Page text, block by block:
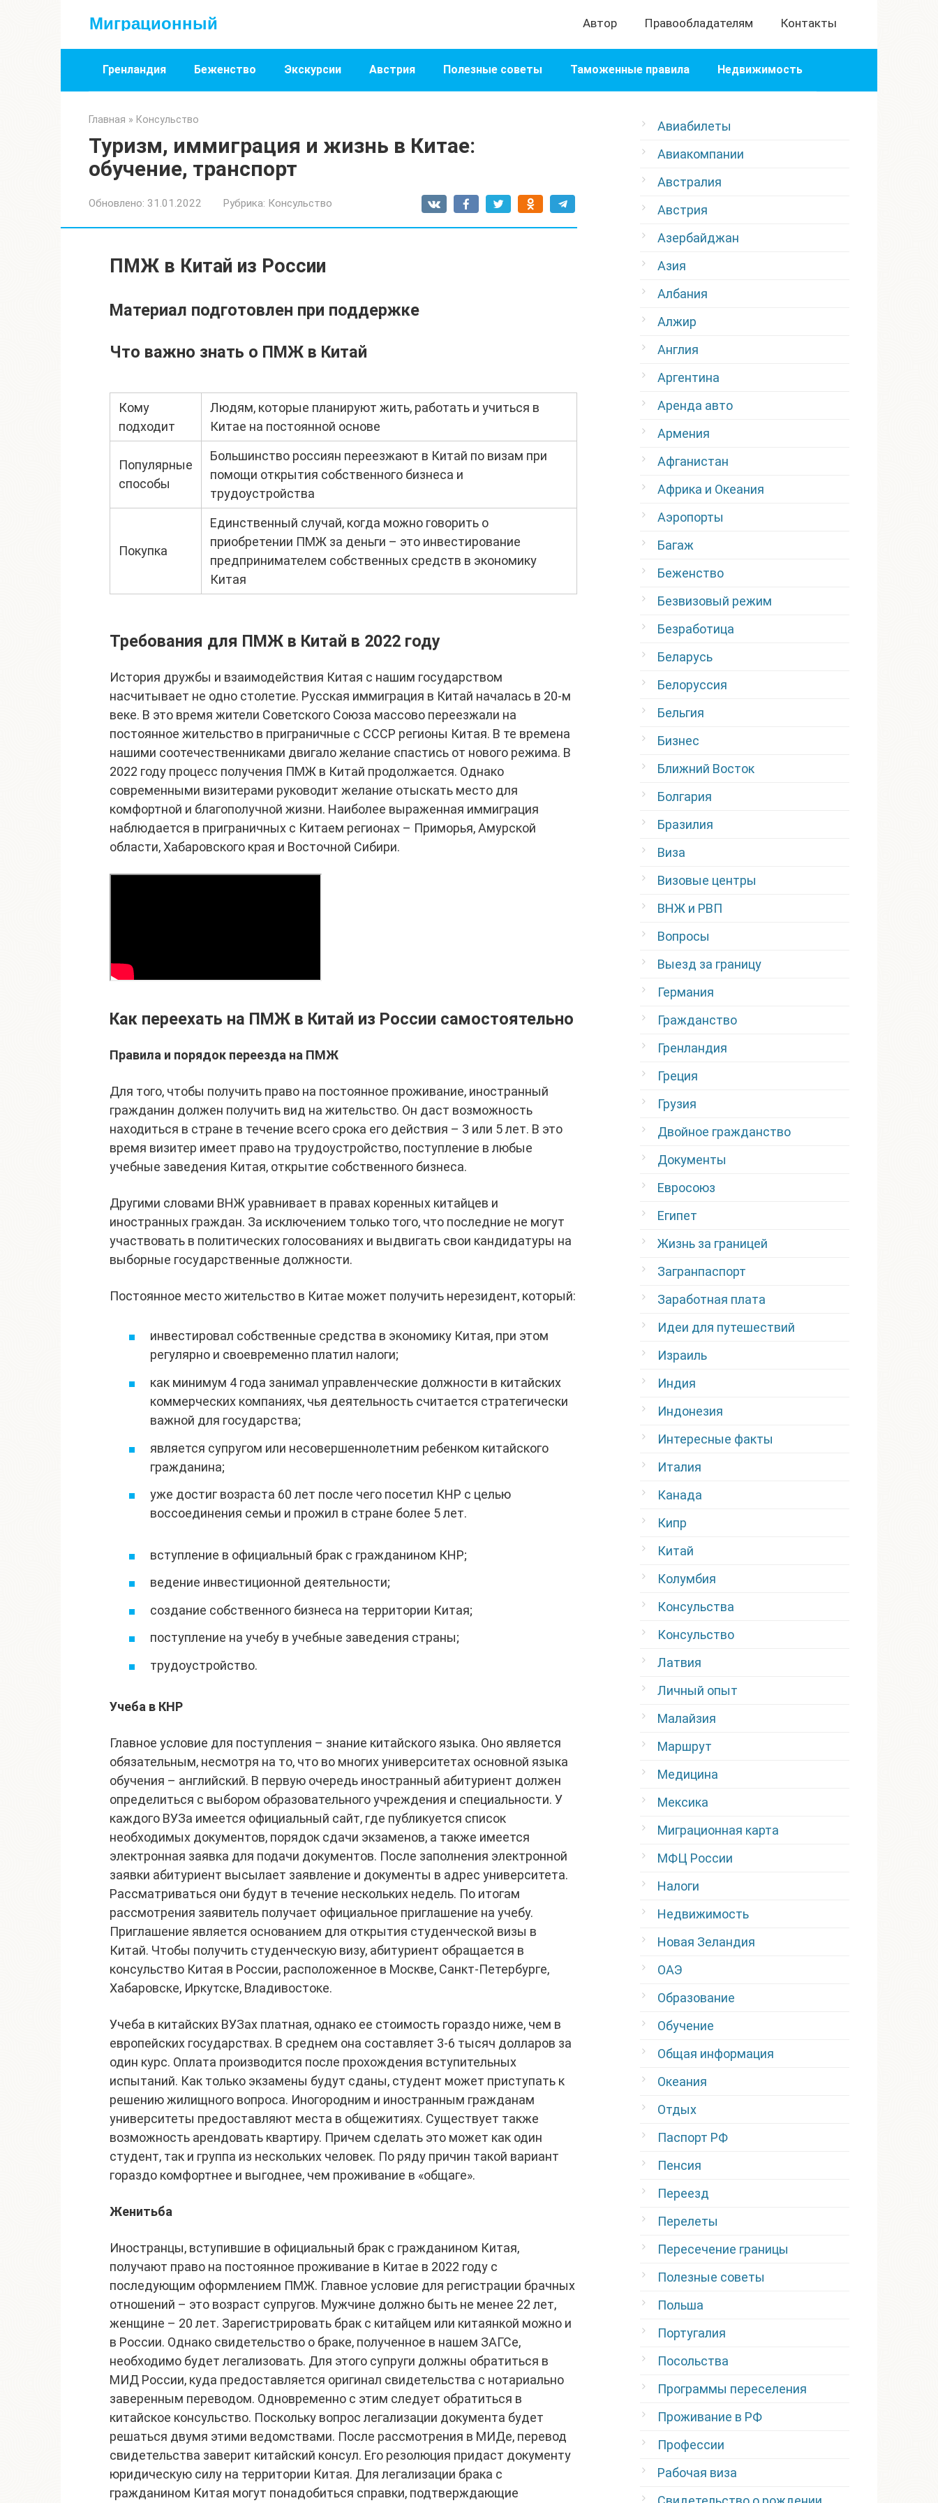
Миграционный Автор Правообладателям Контакты
Гренландия Беженство Экскурсии Австрия Полезные советы Таможенные правила Недвижимость
Главная » Консульство
Туризм, иммиграция и жизнь в Китае:
обучение, транспорт
Обновлено: 31.01.2022 Рубрика: Консульство
ПМЖ в Китай из России
Материал подготовлен при поддержке
Что важно знать о ПМЖ в Китай
Кому
подходит
Людям, которые планируют жить, работать и учиться в
Китае на постоянной основе
Популярные
способы
Большинство россиян переезжают в Китай по визам при
помощи открытия собственного бизнеса и
трудоустройства
Покупка
Единственный случай, когда можно говорить о
приобретении ПМЖ за деньги – это инвестирование
предпринимателем собственных средств в экономику
Китая
Требования для ПМЖ в Китай в 2022 году
История дружбы и взаимодействия Китая с нашим государством
насчитывает не одно столетие. Русская иммиграция в Китай началась в 20-м
веке. В это время жители Советского Союза массово переезжали на
постоянное жительство в приграничные с СССР регионы Китая. В те времена
нашими соотечественниками двигало желание спастись от нового режима. В
2022 году процесс получения ПМЖ в Китай продолжается. Однако
современными визитерами руководит желание отыскать место для
комфортной и благополучной жизни. Наиболее выраженная иммиграция
наблюдается в приграничных с Китаем регионах – Приморья, Амурской
области, Хабаровского края и Восточной Сибири.
Как переехать на ПМЖ в Китай из России самостоятельно
Правила и порядок переезда на ПМЖ
Для того, чтобы получить право на постоянное проживание, иностранный
гражданин должен получить вид на жительство. Он даст возможность
находиться в стране в течение всего срока его действия – 3 или 5 лет. В это
время визитер имеет право на трудоустройство, поступление в любые
учебные заведения Китая, открытие собственного бизнеса.
Другими словами ВНЖ уравнивает в правах коренных китайцев и
иностранных граждан. За исключением только того, что последние не могут
участвовать в политических голосованиях и выдвигать свои кандидатуры на
выборные государственные должности.
Постоянное место жительство в Китае может получить нерезидент, который:
инвестировал собственные средства в экономику Китая, при этом
регулярно и своевременно платил налоги;
как минимум 4 года занимал управленческие должности в китайских
коммерческих компаниях, чья деятельность считается стратегически
важной для государства;
является супругом или несовершеннолетним ребенком китайского
гражданина;
уже достиг возраста 60 лет после чего посетил КНР с целью
воссоединения семьи и прожил в стране более 5 лет.
вступление в официальный брак с гражданином КНР;
ведение инвестиционной деятельности;
создание собственного бизнеса на территории Китая;
поступление на учебу в учебные заведения страны;
трудоустройство.
Учеба в КНР
Главное условие для поступления – знание китайского языка. Оно является
обязательным, несмотря на то, что во многих университетах основной языка
обучения – английский. В первую очередь иностранный абитуриент должен
определиться с выбором образовательного учреждения и специальности. У
каждого ВУЗа имеется официальный сайт, где публикуется список
необходимых документов, порядок сдачи экзаменов, а также имеется
электронная заявка для подачи документов. После заполнения электронной
заявки абитуриент высылает заявление и документы в адрес университета.
Рассматриваться они будут в течение нескольких недель. По итогам
рассмотрения заявитель получает официальное приглашение на учебу.
Приглашение является основанием для открытия студенческой визы в
Китай. Чтобы получить студенческую визу, абитуриент обращается в
консульство Китая в России, расположенное в Москве, Санкт-Петербурге,
Хабаровске, Иркутске, Владивостоке.
Учеба в китайских ВУЗах платная, однако ее стоимость гораздо ниже, чем в
европейских государствах. В среднем она составляет 3-6 тысяч долларов за
один курс. Оплата производится после прохождения вступительных
испытаний. Как только экзамены будут сданы, студент может приступать к
решению жилищного вопроса. Иногородним и иностранным гражданам
университеты предоставляют места в общежитиях. Существует также
возможность арендовать квартиру. Причем сделать это может как один
студент, так и группа из нескольких человек. По ряду причин такой вариант
гораздо комфортнее и выгоднее, чем проживание в «общаге».
Женитьба
Иностранцы, вступившие в официальный брак с гражданином Китая,
получают право на постоянное проживание в Китае в 2022 году с
последующим оформлением ПМЖ. Главное условие для регистрации брачных
отношений – это возраст супругов. Мужчине должно быть не менее 22 лет,
женщине – 20 лет. Зарегистрировать брак с китайцем или китаянкой можно и
в России. Однако свидетельство о браке, полученное в нашем ЗАГСе,
необходимо будет легализовать. Для этого супруги должны обратиться в
МИД России, куда предоставляется оригинал свидетельства с нотариально
заверенным переводом. Одновременно с этим следует обратиться в
китайское консульство. Поскольку вопрос легализации документа будет
решаться двумя этими ведомствами. После рассмотрения в МИДе, перевод
свидетельства заверит китайский консул. Его резолюция придаст документу
юридическую силу на территории Китая. Для легализации брака с
гражданином Китая могут понадобиться справки, подтверждающие
Авиабилеты
Авиакомпании
Австралия
Австрия
Азербайджан
Азия
Албания
Алжир
Англия
Аргентина
Аренда авто
Армения
Афганистан
Африка и Океания
Аэропорты
Багаж
Беженство
Безвизовый режим
Безработица
Беларусь
Белоруссия
Бельгия
Бизнес
Ближний Восток
Болгария
Бразилия
Виза
Визовые центры
ВНЖ и РВП
Вопросы
Выезд за границу
Германия
Гражданство
Гренландия
Греция
Грузия
Двойное гражданство
Документы
Евросоюз
Египет
Жизнь за границей
Загранпаспорт
Заработная плата
Идеи для путешествий
Израиль
Индия
Индонезия
Интересные факты
Италия
Канада
Кипр
Китай
Колумбия
Консульства
Консульство
Латвия
Личный опыт
Малайзия
Маршрут
Медицина
Мексика
Миграционная карта
МФЦ России
Налоги
Недвижимость
Новая Зеландия
ОАЭ
Образование
Обучение
Общая информация
Океания
Отдых
Паспорт РФ
Пенсия
Переезд
Перелеты
Пересечение границы
Полезные советы
Польша
Португалия
Посольства
Программы переселения
Проживание в РФ
Профессии
Рабочая виза